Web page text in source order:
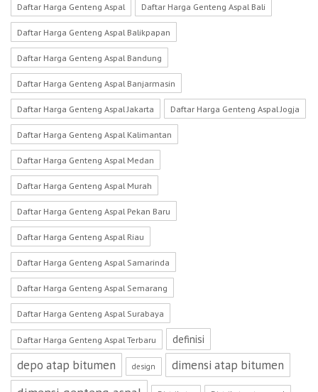
Daftar Harga Genteng Aspal Daftar Harga Genteng Aspal Bali
Daftar Harga Genteng Aspal Balikpapan
Daftar Harga Genteng Aspal Bandung
Daftar Harga Genteng Aspal Banjarmasin
Daftar Harga Genteng Aspal Jakarta Daftar Harga Genteng Aspal Jogja
Daftar Harga Genteng Aspal Kalimantan
Daftar Harga Genteng Aspal Medan
Daftar Harga Genteng Aspal Murah
Daftar Harga Genteng Aspal Pekan Baru
Daftar Harga Genteng Aspal Riau
Daftar Harga Genteng Aspal Samarinda
Daftar Harga Genteng Aspal Semarang
Daftar Harga Genteng Aspal Surabaya
Daftar Harga Genteng Aspal Terbaru definisi
depo atap bitumen design dimensi atap bitumen